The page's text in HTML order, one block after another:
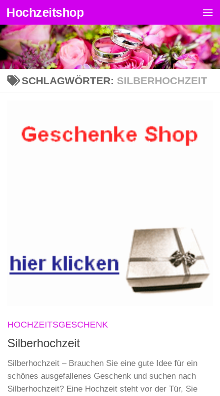
Zum Inhalt springen
Hochzeitshop
SCHLAGWÖRTER: SILBERHOCHZEIT
HOCHZEITSGESCHENK
Silberhochzeit
Silberhochzeit – Brauchen Sie eine gute Idee für ein
schönes ausgefallenes Geschenk und suchen nach
Silberhochzeit? Eine Hochzeit steht vor der Tür, Sie